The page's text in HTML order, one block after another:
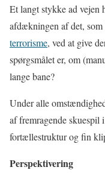
Et langt stykke ad vejen
afdækningen af det,
terrorisme, ved at give
spørgsmålet er, om
lange bane?
Under alle
af fremragende skuespil
fortællestruktur og fin
Perspektivering